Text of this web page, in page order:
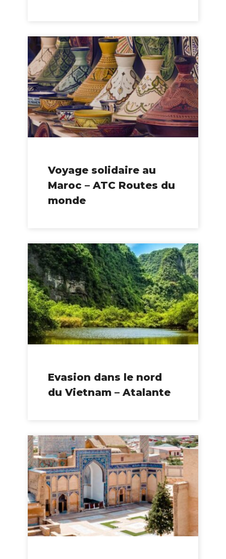
Voyage solidaire au
Maroc – ATC Routes du
monde
Evasion dans le nord
du Vietnam – Atalante